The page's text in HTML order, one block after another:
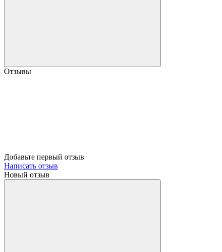
Отзывы
Добавьте первый отзыв
Написать отзыв
Новый отзыв